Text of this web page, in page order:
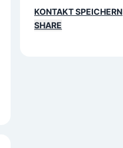
KONTAKT SPEICHERN
SHARE